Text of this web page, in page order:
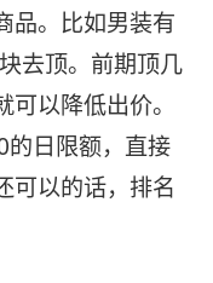
品。比如男装有
去顶。前期顶几
以降低出价。
日限额，直接
可以的话，排名